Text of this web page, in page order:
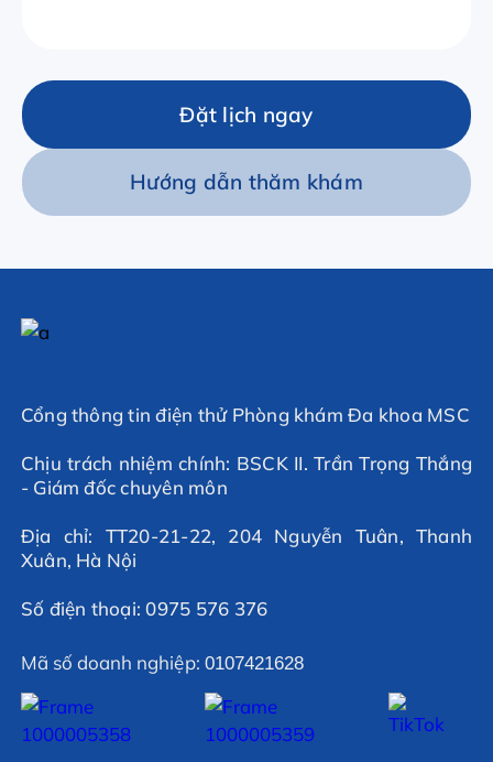
Đặt lịch ngay
Hướng dẫn thăm khám
Cổng thông tin điện thử Phòng khám Đa khoa MSC
Chịu trách nhiệm chính: BSCK II. Trần Trọng Thắng
- Giám đốc chuyên môn
Địa chỉ: TT20-21-22, 204 Nguyễn Tuân, Thanh
Xuân, Hà Nội
Số điện thoại: 0975 576 376
Mã số doanh nghiệp: 0107421628